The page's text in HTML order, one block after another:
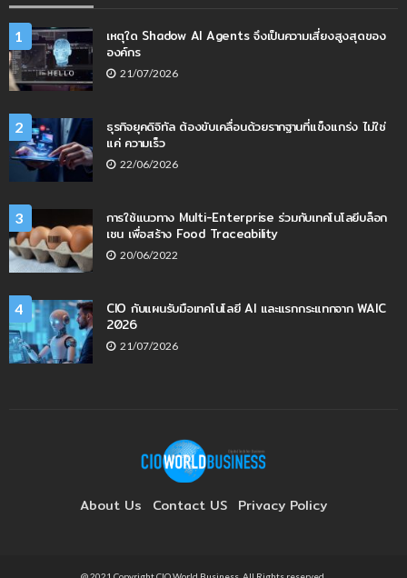
1
เหตุใด Shadow AI Agents จึงเป็นความเสี่ยงสูงสุดของ
องค์กร
21/07/2026
2
ธุรกิจยุคดิจิทัล ต้องขับเคลื่อนด้วยรากฐานที่แข็งแกร่ง ไม่ใช่
แค่ ความเร็ว
22/06/2026
3
การใช้แนวทาง Multi-Enterprise ร่วมกับเทคโนโลยีบล็อก
เชน เพื่อสร้าง Food Traceability
20/06/2022
4
CIO กับแผนรับมือเทคโนโลยี AI และแรกกระแทกจาก WAIC
2026
21/07/2026
About Us Contact US Privacy Policy